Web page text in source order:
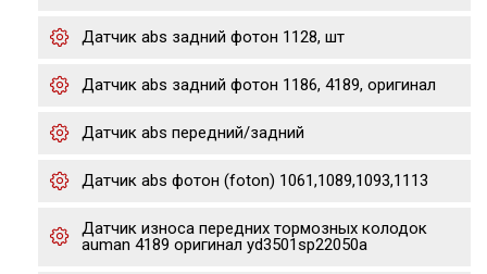
Датчик abs задний фотон 1128, шт
Датчик abs задний фотон 1186, 4189, оригинал
Датчик abs передний/задний
Датчик abs фотон (foton) 1061,1089,1093,1113
Датчик износа передних тормозных колодок
auman 4189 оригинал yd3501sp22050a